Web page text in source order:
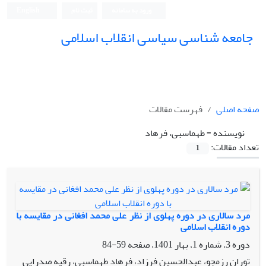
جامعه شناسی سیاسی انقلاب اسلامی
صفحه اصلی
فهرست مقالات
نویسنده =طهماسبی، فرهاد
تعداد مقالات:
1
مرد سالاری در دوره پهلوی از نظر علی محمد افغانی در مقایسه با
دوره انقلاب اسلامی
دوره 3، شماره 1، بهار 1401، صفحه
59-84
توران رزمجو، عبدالحسین فرزاد، فرهاد طهماسبی، رقیه صدرایی